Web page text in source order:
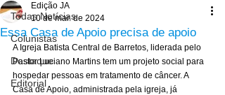
Todas Notícias
Colunistas
Destaque
Editorial
Essa Casa de Apoio precisa de apoio
Edição JA
10 de mar. de 2024
A Igreja Batista Central de Barretos, liderada pelo
Pastor Luciano Martins tem um projeto social para
hospedar pessoas em tratamento de câncer. A
Casa de Apoio, administrada pela igreja, já